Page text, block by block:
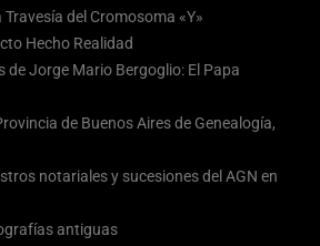
del Cromosoma «Y»
Hecho Realidad
de Jorge Mario Bergoglio: El Papa
de Buenos Aires de Genealogía,
notariales y sucesiones del AGN en
antiguas